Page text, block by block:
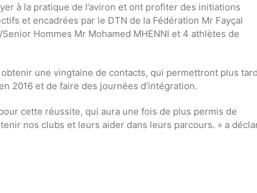
à la pratique de l’aviron et ont profiter des initiations
et encadrées par le DTN de la Fédération Mr Fayçal
Hommes Mr Mohamed MHENNI et 4 athlètes de
une vingtaine de contacts, qui permettront plus
2016 et de faire des journées d’intégration.
cette réussite, qui aura une fois de plus permis de
nos clubs et leurs aider dans leurs parcours. » a